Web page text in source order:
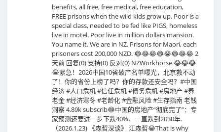
benefits, all free, free medical, free education,
FREE prisons when the wild kids grow up. Poor is a
special class, needed to be fed like PIGS, homeless
live in motel. Poor live in million dollars mansion.
You name it. We are in NZ. Prisons for Maori, each
prisoners cost 200,000 NZD. 😂😂😂😂😂😂😂😂 2
天前 回复(0) 支持(0) 反对(0) NZWorkhorse 😂😂😂
😂紧急！2026中国10省破产名单曝光，北京救不动
了！你的省份上榜了吗？你的存款还安全吗？#中国
经济 #人口危机 #信任危机 #债务危机 #房地产 #养
老金 #经济寒冬 #老龄化 #金融风险 #生存指南 老钱
洞察 4.89k subscrib😂中国的房地产“彻底完了”：专
家预测还要进一步下跌40%，一直跌到2030年.
（2026.1.23) 《森哲深谈》 江森哲😂That is why